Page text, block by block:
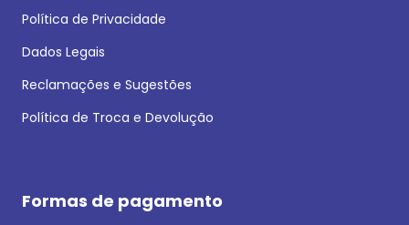
Política de Privacidade
Dados Legais
Reclamações e Sugestões
Política de Troca e Devolução
Formas de pagamento